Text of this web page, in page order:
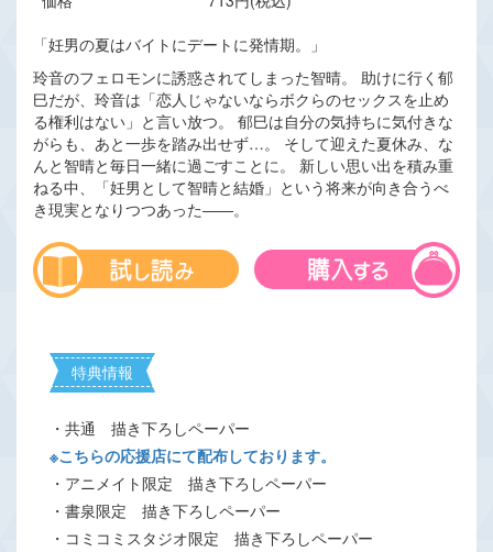
「妊男の夏はバイトにデートに発情期。」
玲音のフェロモンに誘惑されてしまった智晴。 助けに行く郁
巳だが、玲音は「恋人じゃないならボクらのセックスを止め
る権利はない」と言い放つ。 郁巳は自分の気持ちに気付きな
がらも、あと一歩を踏み出せず…。 そして迎えた夏休み、な
んと智晴と毎日一緒に過ごすことに。 新しい思い出を積み重
ねる中、「妊男として智晴と結婚」という将来が向き合うべ
き現実となりつつあった――。
特典情報
・共通 描き下ろしペーパー
※こちらの応援店にて配布しております。
・アニメイト限定 描き下ろしペーパー
・書泉限定 描き下ろしペーパー
・コミコミスタジオ限定 描き下ろしペーパー